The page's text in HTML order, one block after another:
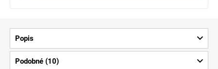
Popis
Podobné (10)